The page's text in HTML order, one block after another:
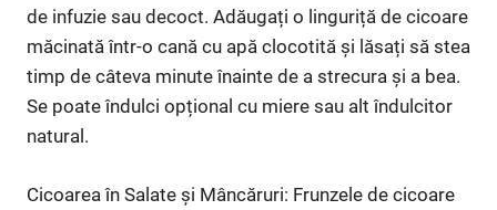
de infuzie sau decoct. Adăugați o linguriță de cicoare
măcinată într-o cană cu apă clocotită și lăsați să stea
timp de câteva minute înainte de a strecura și a bea.
Se poate îndulci opțional cu miere sau alt îndulcitor
natural.
Cicoarea în Salate și Mâncăruri: Frunzele de cicoare